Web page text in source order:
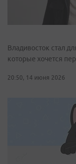
Владивосток стал
которые хочется
20:50, 14 июня 2026